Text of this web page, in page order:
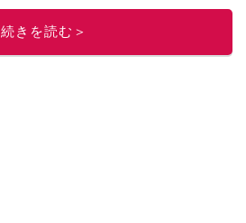
このイチオシストの他の記事を読む
続きを読む＞